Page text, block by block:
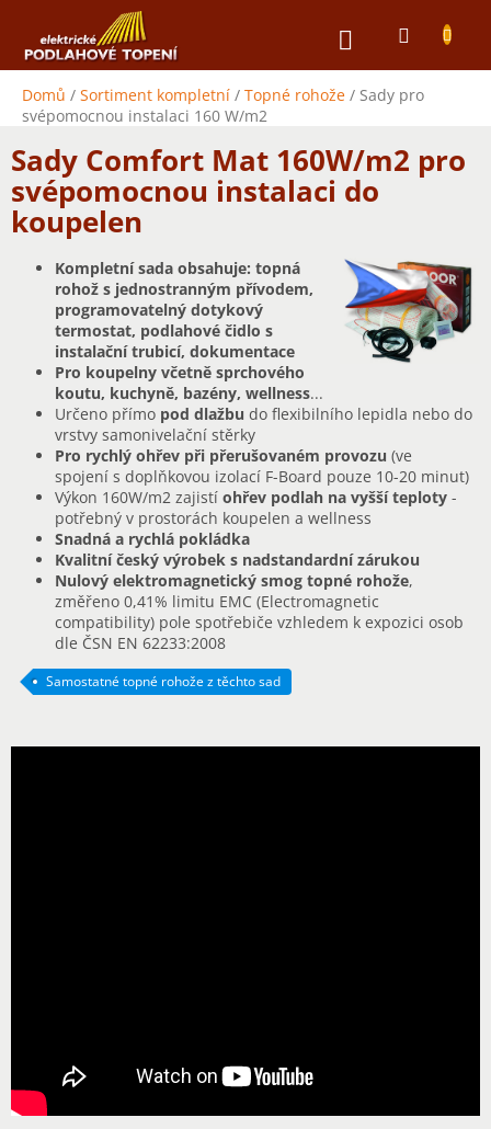
obsah
NÁKUPNÍ
Domů / Sortiment kompletní / Topné rohože / Sady pro
svépomocnou instalaci 160 W/m2
Sady Comfort Mat 160W/m2 pro
svépomocnou instalaci do
koupelen
Kompletní sada obsahuje: topná
rohož s jednostranným přívodem,
programovatelný dotykový
termostat, podlahové čidlo s
instalační trubicí, dokumentace
Pro koupelny včetně sprchového
koutu, kuchyně, bazény, wellness...
Určeno přímo pod dlažbu do flexibilního lepidla nebo do
vrstvy samonivelační stěrky
Pro rychlý ohřev při přerušovaném provozu (ve
spojení s doplňkovou izolací F-Board pouze 10-20 minut)
Výkon 160W/m2 zajistí ohřev podlah na vyšší teploty -
potřebný v prostorách koupelen a wellness
Snadná a rychlá pokládka
Kvalitní český výrobek s nadstandardní zárukou
Nulový elektromagnetický smog topné rohože,
změřeno 0,41% limitu EMC (Electromagnetic
compatibility) pole spotřebiče vzhledem k expozici osob
dle ČSN EN 62233:2008
Samostatné topné rohože z těchto sad